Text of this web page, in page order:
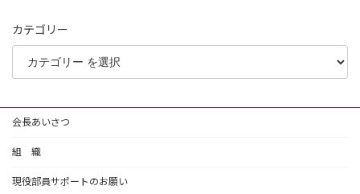
カテゴリー
会長あいさつ
組 織
現役部員サポートのお願い